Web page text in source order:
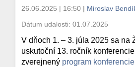
26.06.2025 | 16:50 | Miroslav
Dátum udalosti:01.07.2025
V dňoch 1. – 3. júla 2025 sa na
uskutoční 13. ročník
zverejnený program konferencie